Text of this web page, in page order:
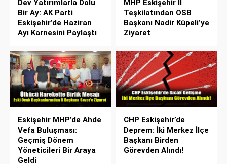
Dev Yatırımlarla Dolu
Bir Ay: AK Parti
Eskişehir’de Haziran
Ayı Karnesini Paylaştı
MHP Eskişehir İl
Teşkilatından OSB
Başkanı Nadir Küpeli’ye
Ziyaret
Eskişehir MHP’de Ahde
Vefa Buluşması:
Geçmiş Dönem
Yöneticileri Bir Araya
Geldi
CHP Eskişehir’de
Deprem: İki Merkez İlçe
Başkanı Birden
Görevden Alındı!